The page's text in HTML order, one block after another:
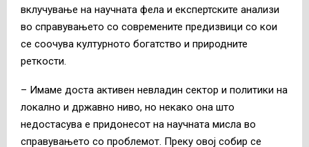
вклучување на научната фела и експертските анализи
во справувањето со современите предизвици со кои
се соочува културното богатство и природните
реткости.
– Имаме доста активен невладин сектор и политики на
локално и државно ниво, но некако она што
недостасува е придонесот на научната мисла во
справувањето со проблемот. Преку овој собир се